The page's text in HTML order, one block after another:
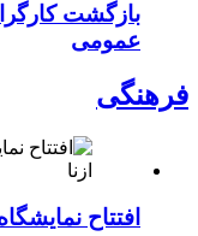
بازگشت
عمومی
فرهنگی
افتتاح